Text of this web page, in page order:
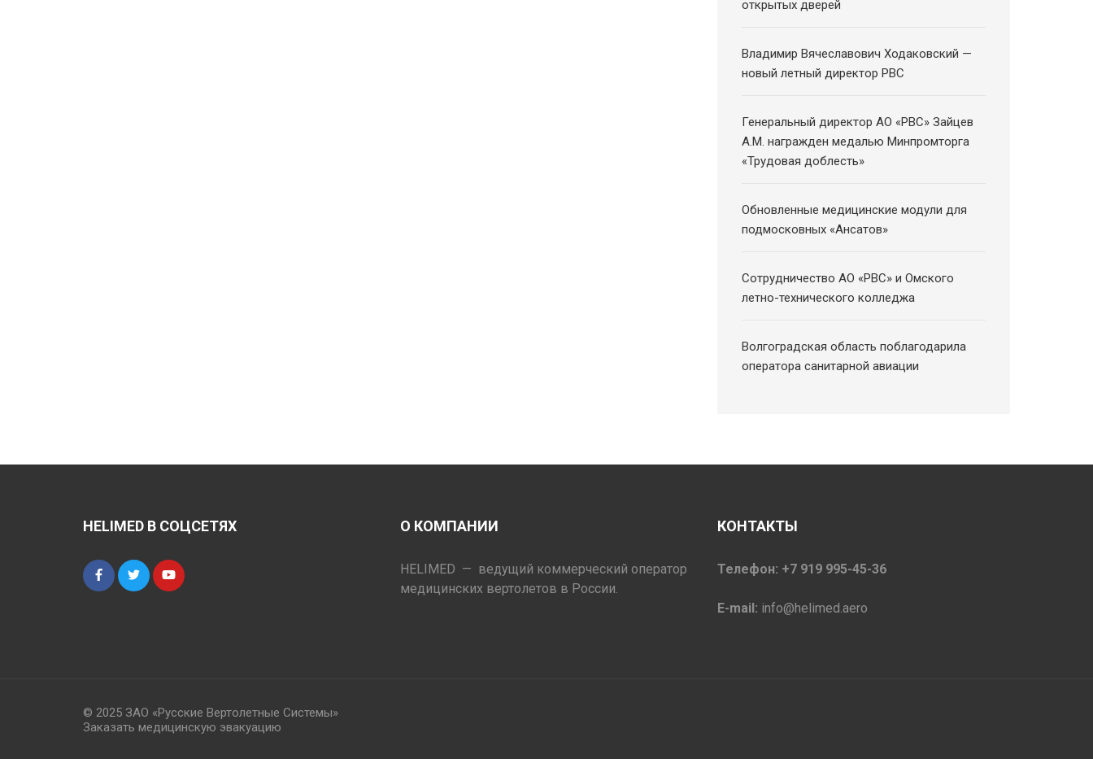
открытых дверей
Владимир Вячеславович Ходаковский —
новый летный директор РВС
Генеральный директор АО «РВС» Зайцев
А.М. награжден медалью Минпромторга
«Трудовая доблесть»
Обновленные медицинские модули для
подмосковных «Ансатов»
Сотрудничество АО «РВС» и Омского
летно-технического колледжа
Волгоградская область поблагодарила
оператора санитарной авиации
HELIMED В СОЦСЕТЯХ О КОМПАНИИ
HELIMED — ведущий коммерческий оператор
медицинских вертолетов в России.
КОНТАКТЫ
Телефон: +7 919 995-45-36
E-mail: info@helimed.aero
© 2025 ЗАО «Русские Вертолетные Системы»
Заказать медицинскую эвакуацию